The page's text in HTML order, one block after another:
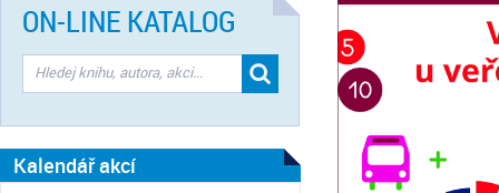
ON-LINE KATALOG
Kalendář akcí